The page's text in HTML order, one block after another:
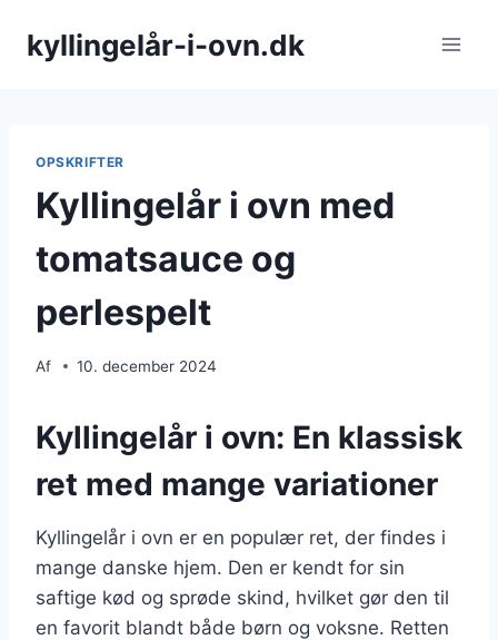
kyllingelår-i-ovn.dk
OPSKRIFTER
Kyllingelår i ovn med
tomatsauce og
perlespelt
Af 10. december 2024
Kyllingelår i ovn: En klassisk
ret med mange variationer
Kyllingelår i ovn er en populær ret, der findes i
mange danske hjem. Den er kendt for sin
saftige kød og sprøde skind, hvilket gør den til
en favorit blandt både børn og voksne. Retten